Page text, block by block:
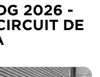
2026 -
DE